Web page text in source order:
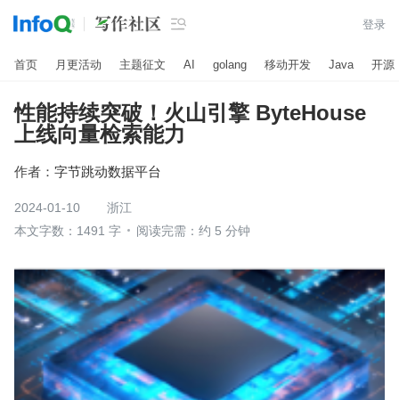
 登录
首页 月更活动 主题征文 AI golang 移动开发 Java 开源
性能持续突破！火山引擎 ByteHouse
上线向量检索能力
作者： 字节跳动数据平台
2024-01-10
浙江
本文字数：1491 字
阅读完需：约 5 分钟